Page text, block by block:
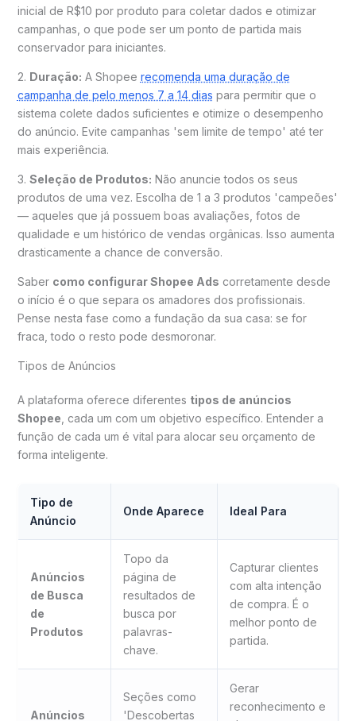
inicial de R$10 por produto para coletar dados e otimizar
campanhas, o que pode ser um ponto de partida mais
conservador para iniciantes.
2. Duração: A Shopee recomenda uma duração de
campanha de pelo menos 7 a 14 dias para permitir que o
sistema colete dados suficientes e otimize o desempenho
do anúncio. Evite campanhas 'sem limite de tempo' até ter
mais experiência.
3. Seleção de Produtos: Não anuncie todos os seus
produtos de uma vez. Escolha de 1 a 3 produtos 'campeões'
— aqueles que já possuem boas avaliações, fotos de
qualidade e um histórico de vendas orgânicas. Isso aumenta
drasticamente a chance de conversão.
Saber como configurar Shopee Ads corretamente desde
o início é o que separa os amadores dos profissionais.
Pense nesta fase como a fundação da sua casa: se for
fraca, todo o resto pode desmoronar.
Tipos de Anúncios
A plataforma oferece diferentes tipos de anúncios
Shopee , cada um com um objetivo específico. Entender a
função de cada um é vital para alocar seu orçamento de
forma inteligente.
Tipo de
Anúncio
Onde Aparece Ideal Para
Anúncios
de Busca
de
Produtos
Topo da
página de
resultados de
busca por
palavras-
chave.
Capturar clientes
com alta intenção
de compra. É o
melhor ponto de
partida.
Anúncios
Seções como
'Descobertas
Gerar
reconhecimento e